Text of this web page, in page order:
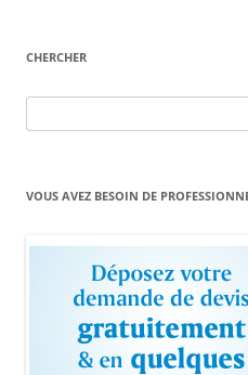
CHERCHER
VOUS AVEZ BESOIN DE